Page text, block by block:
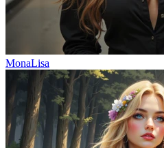
MonaLisa